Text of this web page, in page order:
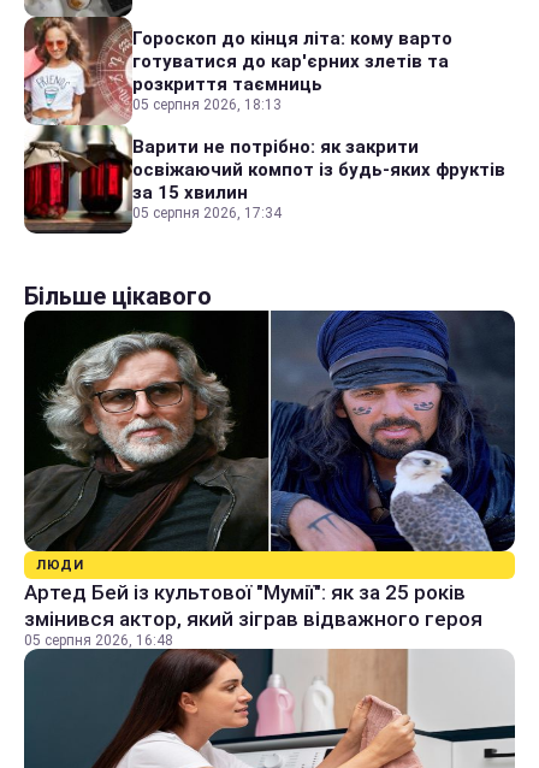
Гороскоп до кінця літа: кому варто
готуватися до кар'єрних злетів та
розкриття таємниць
05 серпня 2026, 18:13
Варити не потрібно: як закрити
освіжаючий компот із будь-яких фруктів
за 15 хвилин
05 серпня 2026, 17:34
Більше цікавого
ЛЮДИ
Артед Бей із культової "Мумії": як за 25 років
змінився актор, який зіграв відважного героя
05 серпня 2026, 16:48